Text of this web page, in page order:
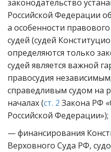
законодательство
Российской Федерации
а особенности
судей (судей
определяются только
судей является важной
правосудия
справедливым судом на
началах (ст. 2 Закона РФ
Российской Федерации»);
— финансирования
Верховного Суда РФ,